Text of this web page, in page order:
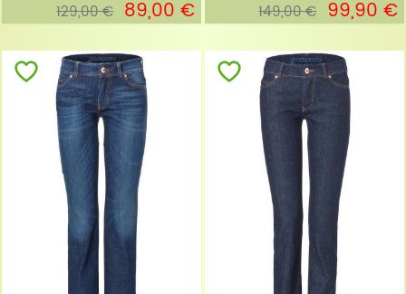
129,00 € 89,00 € 149,00 € 99,90 €